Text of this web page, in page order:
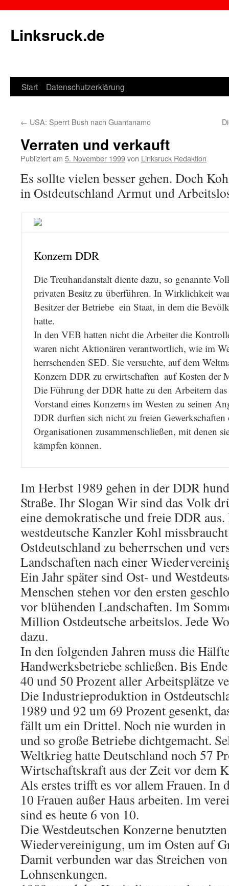
Linksruck.de
Springe
Inhalt
Start Datenschutzerklärung
← USA: Sperrt Bush nach Guantanamo
Verraten und verkauft
Publiziert am 5. November 1999von Linksruck Redaktion
Es sollte vielen besser gehen. Doch
in Ostdeutschland Armut und
Konzern DDR
Die Treuhandanstalt diente dazu, so genannte
privaten Besitz zu überführen. In Wirklichkeit
Besitzer der Betriebe  ein Staat, in dem die
hatte.
In den VEB hatten nicht die Arbeiter die
waren nicht Aktionären verantwortlich, wie im
herrschenden SED. Sie versuchte, auf dem
Konzern DDR zu erwirtschaften  auf Kosten der
Die Führung der DDR hatte zu den Arbeitern
Vorstand eines Konzerns im Westen zu seinen
DDR durften sich nicht zu freien
Organisationen zusammenschließen, mit denen
kämpfen können.
Im Herbst 1989 gehen in der DDR
Straße. Ihr Slogan Wir sind das Volk
eine demokratische und freie DDR
westdeutsche Kanzler Kohl
Ostdeutschland zu beherrschen und
Landschaften nach einer
Ein Jahr später sind Ost- und
Menschen stehen vor den ersten
vor blühenden Landschaften. Im
Million Ostdeutsche arbeitslos. Jede
dazu.
In den folgenden Jahren muss die
Handwerksbetriebe schließen. Bis
40 und 50 Prozent aller Arbeitsplätze
Die Industrieproduktion in
1989 und 92 um 69 Prozent gesenkt,
fällt um ein Drittel. Noch nie wurden in
und so große Betriebe dichtgemacht.
Weltkrieg hatte Deutschland noch 57
Wirtschaftskraft aus der Zeit vor dem
Als erstes trifft es vor allem Frauen. In
10 Frauen außer Haus arbeiten. Im
sind es heute 6 von 10.
Die Westdeutschen Konzerne
Wiedervereinigung, um im Osten auf
Damit verbunden war das Streichen
Lohnsenkungen.